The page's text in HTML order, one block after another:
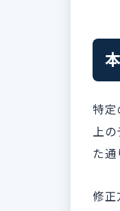
特定
上の
た通
修正